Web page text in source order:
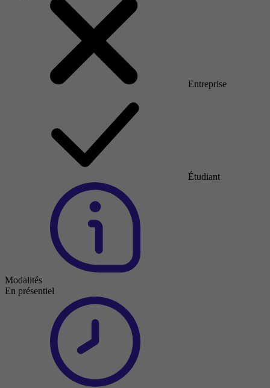
Entreprise
Étudiant
Modalités
En présentiel